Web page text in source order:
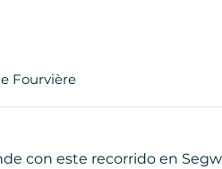
Fourvière
con este recorrido en